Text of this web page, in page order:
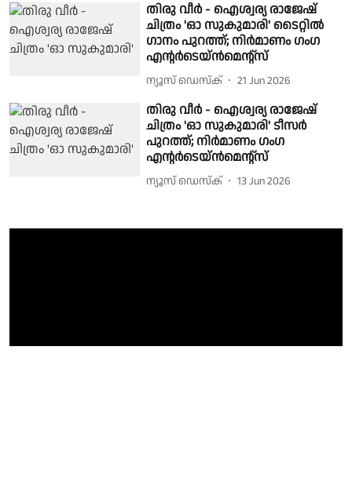
തിരു വീർ - ഐശ്വര്യ രാജേഷ്
ചിത്രം 'ഓ സുകുമാരി' ടൈറ്റിൽ
ഗാനം പുറത്ത്; നിർമാണം ഗംഗ
എന്റർടെയ്ൻമെന്റ്‌സ്
ന്യൂസ് ഡെസ്ക് 21 Jun 2026
തിരു വീർ - ഐശ്വര്യ രാജേഷ്
ചിത്രം 'ഓ സുകുമാരി' ടീസർ
പുറത്ത്; നിർമാണം ഗംഗ
എന്റർടെയ്ൻമെന്റ്‌സ്
ന്യൂസ് ഡെസ്ക് 13 Jun 2026